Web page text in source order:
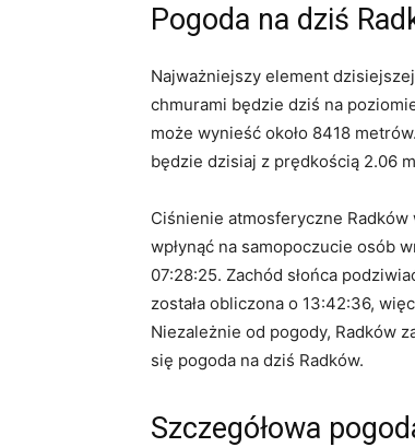
Pogoda na dziś
Najważniejszy element
chmurami będzie dziś na
może wynieść około 8418
będzie dzisiaj z prędkością 2.06
Ciśnienie atmosferyczne
wpłynąć na samopoczucie osób
07:28:25. Zachód słońca
została obliczona o 13:42:36,
Niezależnie od pogody, Radków
się pogoda na dziś Radków.
Szczegółowa